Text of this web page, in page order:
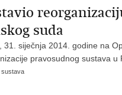
suda
siječnja 2014. godine na
pravosudnog sustava u
sustava